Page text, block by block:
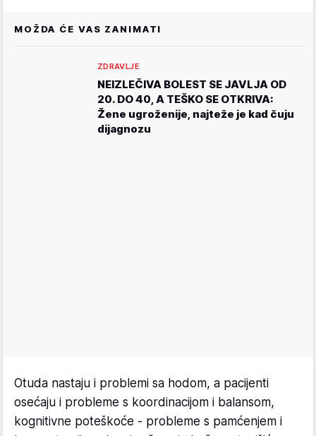
MOŽDA ĆE VAS ZANIMATI
ZDRAVLJE
NEIZLEČIVA BOLEST SE JAVLJA OD
20. DO 40, A TEŠKO SE OTKRIVA:
Žene ugroženije, najteže je kad čuju
dijagnozu
Otuda nastaju i problemi sa hodom, a pacijenti
osećaju i probleme s koordinacijom i balansom,
kognitivne poteškoće - probleme s pamćenjem i